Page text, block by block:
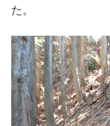
た。